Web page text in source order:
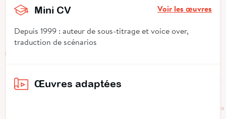
Mini CV Voir les œuvres
Depuis 1999 : auteur de sous-titrage et voice over,
traduction de scénarios
Œuvres adaptées